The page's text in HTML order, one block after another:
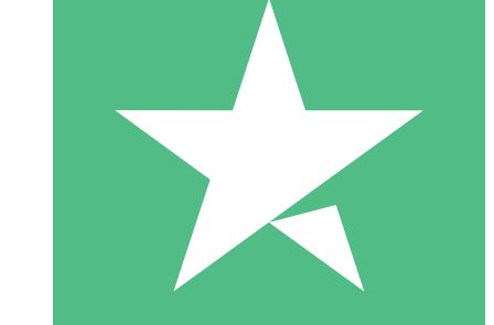
10 Descargas
20 00